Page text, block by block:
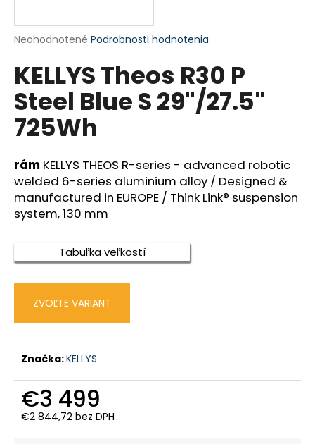
Priemerné
produktu
je
0,0
z
5
hviezdičiek.
Neohodnotené Podrobnosti hodnotenia
KELLYS Theos R30 P
Steel Blue S 29"/27.5"
725Wh
rám KELLYS THEOS R-series - advanced robotic
welded 6-series aluminium alloy / Designed &
manufactured in EUROPE / Think Link® suspension
system, 130 mm
Tabuľka veľkostí
ZVOĽTE VARIANT
Značka:KELLYS
€3 499
€2 844,72 bez DPH
Jednotková
j
ť
?
HĽADAŤ
O
p
r
a
e
CTM
AREON
XPERT